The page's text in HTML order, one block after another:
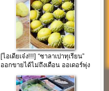
[ไอเดียเจ๋ง!!!] “ซาลาเปาทุเรียน”
ออกขายได้ไม่ถึงเดือน ออเดอร์พุ่ง